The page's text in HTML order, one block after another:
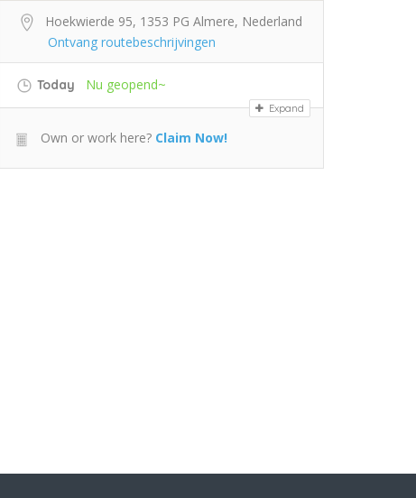
Hoekwierde 95, 1353 PG Almere, Nederland
Ontvang routebeschrijvingen
Today Nu geopend~
Expand
Own or work here? Claim Now!